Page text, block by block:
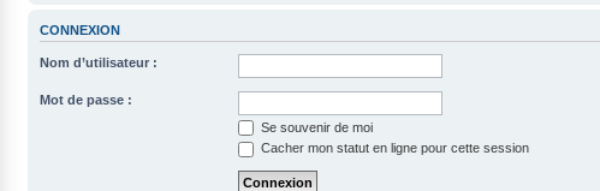
CONNEXION
Nom d’utilisateur :
Mot de passe :
Se souvenir de moi
Cacher mon statut en ligne pour cette session